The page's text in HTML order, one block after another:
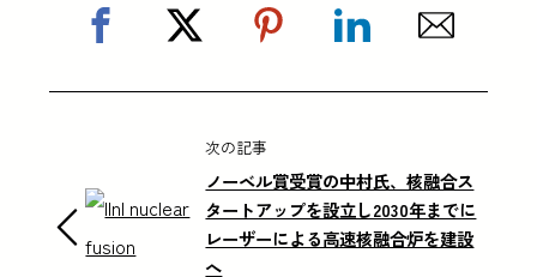
次の記事
ノーベル賞受賞の中村氏、核融合ス
タートアップを設立し2030年までに
レーザーによる高速核融合炉を建設
へ